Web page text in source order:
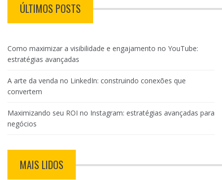
ÚLTIMOS POSTS
Como maximizar a visibilidade e engajamento no YouTube:
estratégias avançadas
A arte da venda no LinkedIn: construindo conexões que
convertem
Maximizando seu ROI no Instagram: estratégias avançadas para
negócios
MAIS LIDOS